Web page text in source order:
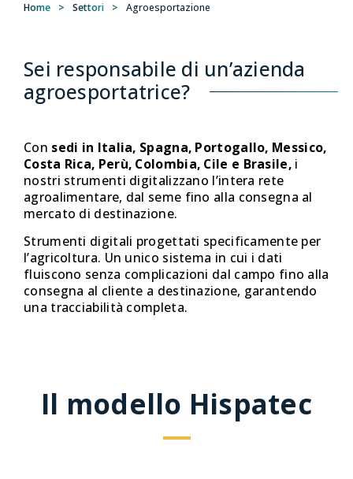
Home > Settori > Agroesportazione
Sei responsabile di un’azienda
agroesportatrice?
Con sedi in Italia, Spagna, Portogallo, Messico,
Costa Rica, Perù, Colombia, Cile e Brasile, i
nostri strumenti digitalizzano l’intera rete
agroalimentare, dal seme fino alla consegna al
mercato di destinazione.
Strumenti digitali progettati specificamente per
l’agricoltura. Un unico sistema in cui i dati
fluiscono senza complicazioni dal campo fino alla
consegna al cliente a destinazione, garantendo
una tracciabilità completa.
Il modello Hispatec